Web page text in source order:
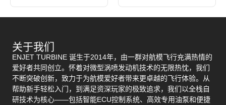
关于我们
ENJET TURBINE 诞生于2014年，由一群对航模飞行充满热情的
爱好者共同创立。怀着对微型涡喷发动机技术的无限热忱，我们
不断突破创新，致力于为航模爱好者带来更卓越的飞行体验。从
帮助新手轻松入门，到满足资深玩家的极致追求，我们以全栈自
研技术为核心——包括智能ECU控制系统、高效专用油泵和便捷